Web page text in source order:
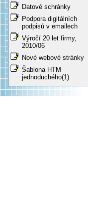
Datové schránky
Podpora digitálních
podpisů v emailech
Výročí 20 let firmy,
2010/06
Nové webové stránky
Šablona HTM
jednoduchého(1)